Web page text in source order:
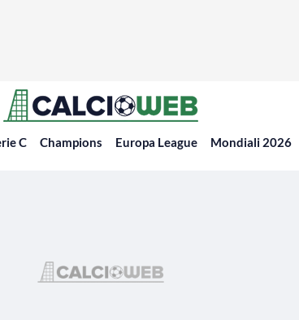
C Champions Europa League Mondiali 2026